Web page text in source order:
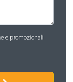
e promozionali